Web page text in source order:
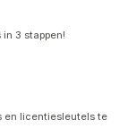
in 3 stappen!
en licentiesleutels te